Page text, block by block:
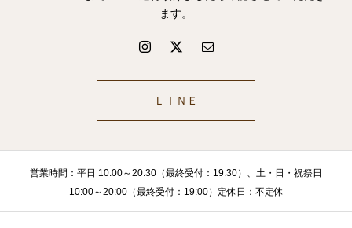
ます。
ＬＩＮＥ
営業時間：平日 10:00～20:30（最終受付：19:30）、土・日・祝祭日
10:00～20:00（最終受付：19:00）定休日：不定休